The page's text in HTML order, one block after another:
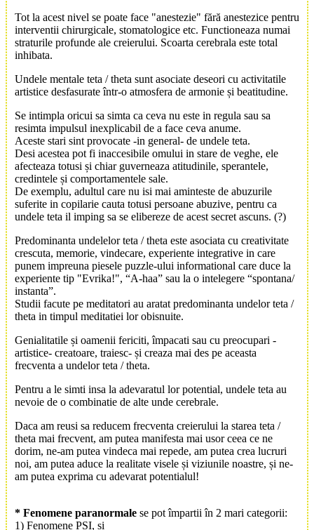
Tot la acest nivel se poate face "anestezie" fără anestezice pentru
interventii chirurgicale, stomatologice etc. Functioneaza numai
straturile profunde ale creierului. Scoarta cerebrala este total
inhibata.
Undele mentale teta / theta sunt asociate deseori cu activitatile
artistice desfasurate într-o atmosfera de armonie și beatitudine.
Se intimpla oricui sa simta ca ceva nu este in regula sau sa
resimta impulsul inexplicabil de a face ceva anume.
Aceste stari sint provocate -in general- de undele teta.
Desi acestea pot fi inaccesibile omului in stare de veghe, ele
afecteaza totusi și chiar guverneaza atitudinile, sperantele,
credintele și comportamentele sale.
De exemplu, adultul care nu isi mai aminteste de abuzurile
suferite in copilarie cauta totusi persoane abuzive, pentru ca
undele teta il imping sa se elibereze de acest secret ascuns. (?)
Predominanta undelelor teta / theta este asociata cu creativitate
crescuta, memorie, vindecare, experiente integrative in care
punem impreuna piesele puzzle-ului informational care duce la
experiente tip "Evrika!", “A-haa” sau la o intelegere “spontana/
instanta”.
Studii facute pe meditatori au aratat predominanta undelor teta /
theta in timpul meditatiei lor obisnuite.
Genialitatile și oamenii fericiti, împacati sau cu preocupari -
artistice- creatoare, traiesc- și creaza mai des pe aceasta
frecventa a undelor teta / theta.
Pentru a le simti insa la adevaratul lor potential, undele teta au
nevoie de o combinatie de alte unde cerebrale.
Daca am reusi sa reducem frecventa creierului la starea teta /
theta mai frecvent, am putea manifesta mai usor ceea ce ne
dorim, ne-am putea vindeca mai repede, am putea crea lucruri
noi, am putea aduce la realitate visele și viziunile noastre, și ne-
am putea exprima cu adevarat potentialul!
* Fenomene paranormale se pot împartii în 2 mari categorii:
1) Fenomene PSI, si